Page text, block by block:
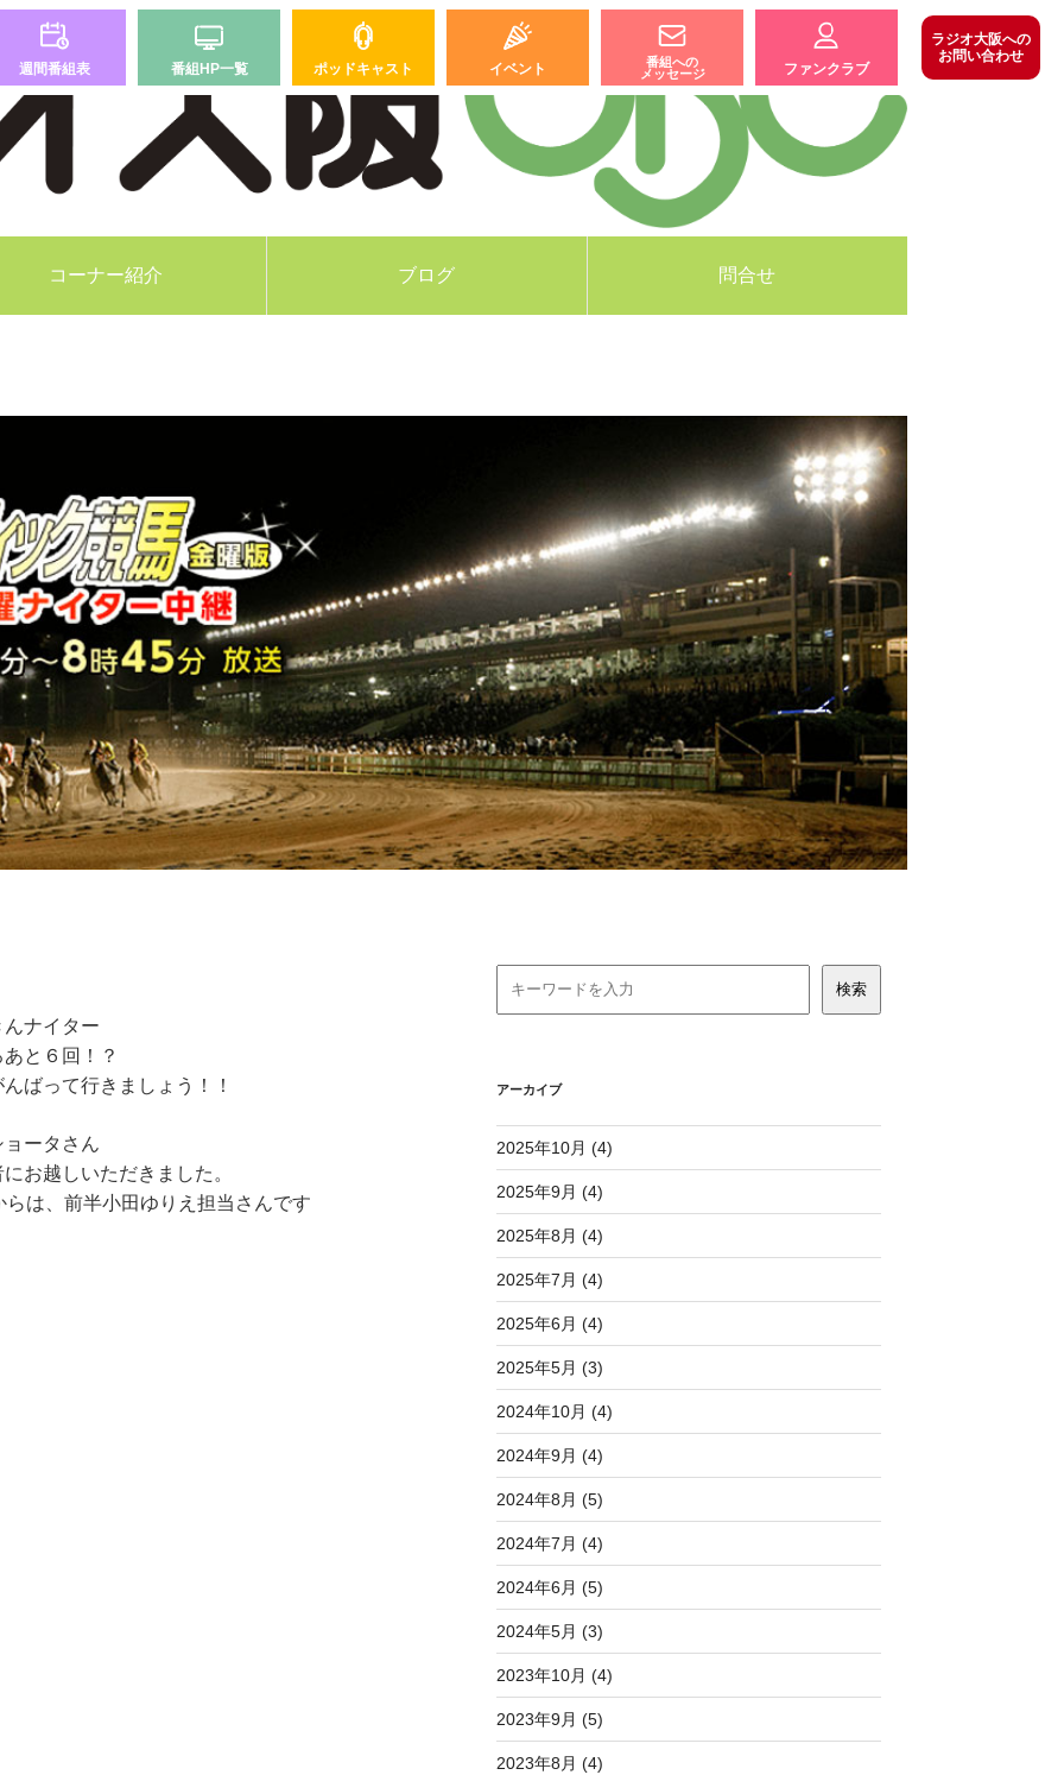
週間番組表 番組HP一覧 ポッドキャスト イベント
番組への
メッセージ
ファンクラブ
ラジオ大阪への
お問い合わせ
コーナー紹介 ブログ 問合せ
ナイター
と６回！？
ばって行きましょう！！
ータさん
お越しいただきました。
は、前半小田ゆりえ担当さんです
アーカイブ
2025年10月 (4)
2025年9月 (4)
2025年8月 (4)
2025年7月 (4)
2025年6月 (4)
2025年5月 (3)
2024年10月 (4)
2024年9月 (4)
2024年8月 (5)
2024年7月 (4)
2024年6月 (5)
2024年5月 (3)
2023年10月 (4)
2023年9月 (5)
2023年8月 (4)